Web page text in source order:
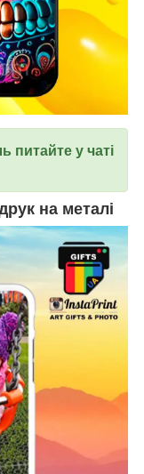
питайте у чаті
на металі